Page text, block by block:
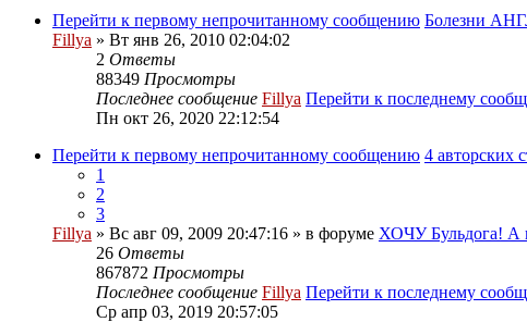
Перейти к первому непрочитанному сообщению Болезни
Fillya » Вт янв 26, 2010 02:04:02
2 Ответы
88349 Просмотры
Последнее сообщение Fillya Перейти к последнему
Пн окт 26, 2020 22:12:54
Перейти к первому непрочитанному сообщению 4 авторских
1
2
3
Fillya » Вс авг 09, 2009 20:47:16 » в форуме ХОЧУ Бульдога! А
26 Ответы
867872 Просмотры
Последнее сообщение Fillya Перейти к последнему
Ср апр 03, 2019 20:57:05